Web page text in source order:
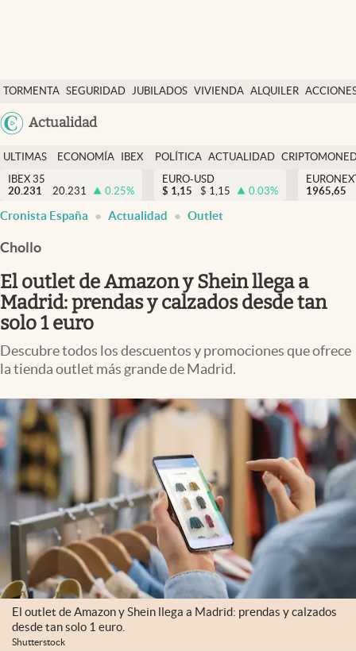
TORMENTA SEGURIDAD JUBILADOS VIVIENDA ALQUILER
USA
Actualidad
Economía y finanzas
Política
Actualidad
Criptomonedas
España
ULTIMAS
NOTICIAS
ECONOMÍA
FINANZAS
IBEX
EURO
POLÍTICA ACTUALIDAD
IBEX 35
20.231
20.231 0.25%
EURO-USD
$ 1,15 $ 1,15 0.03%
1965,65
Cronista España Actualidad Outlet
Chollo
El outlet de Amazon y Shein llega a
Madrid: prendas y calzados desde tan
solo 1 euro
Descubre todos los descuentos y promociones que ofrece
la tienda outlet más grande de Madrid.
El outlet de Amazon y Shein llega a Madrid: prendas y calzados
desde tan solo 1 euro.
Shutterstock